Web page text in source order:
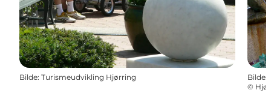
Bilde: Turismeudvikling Hjørring Bilde:
©